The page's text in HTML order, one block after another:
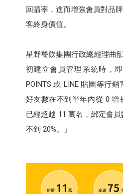
回購率，進而增強會員對品
客終身價值。
星野餐飲集團行政總經理曲
初建立會員管理系統時，
POINTS 或 LINE 貼圖等行
好友數在不到半年內從 0 增
已經超越 11 萬名，綁定會
不到 20%。」